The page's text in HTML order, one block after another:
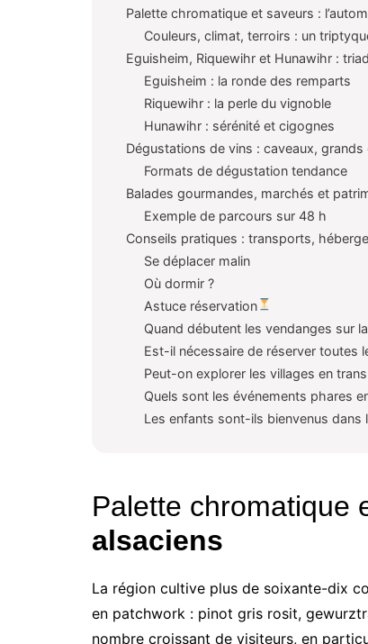
Palette chromatique et saveurs :
Couleurs, climat, terroirs : un
Eguisheim, Riquewihr et Hunawihr :
Eguisheim : la ronde des remparts
Riquewihr : la perle du vignoble
Hunawihr : sérénité et cigognes
Dégustations de vins : caveaux,
Formats de dégustation tendance
Balades gourmandes, marchés et
Exemple de parcours sur 48 h
Conseils pratiques : transports,
Se déplacer malin
Où dormir ?
Astuce réservation
Quand débutent les vendanges sur
Est-il nécessaire de réserver toutes
Peut-on explorer les villages en
Quels sont les événements phares
Les enfants sont-ils bienvenus dans
Palette chromatique
alsaciens
La région cultive plus de soixante-dix
en patchwork : pinot gris rosit,
nombre croissant de visiteurs, en